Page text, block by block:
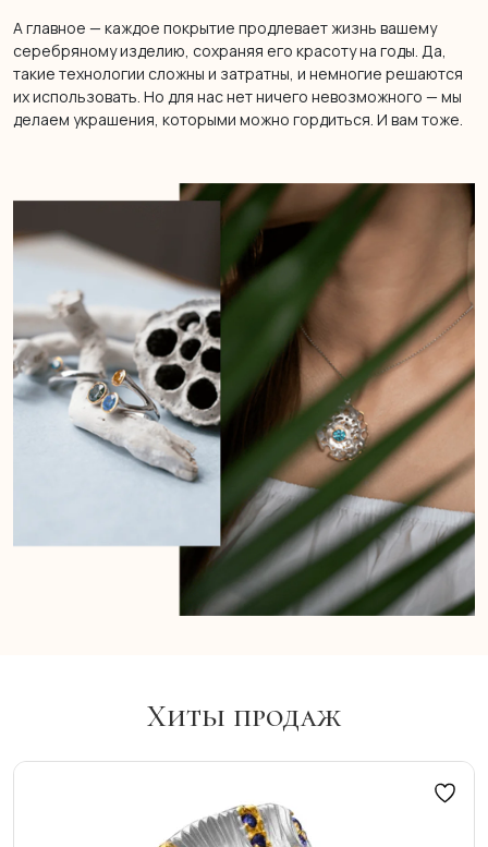
А главное — каждое покрытие продлевает жизнь вашему
серебряному изделию, сохраняя его красоту на годы. Да,
такие технологии сложны и затратны, и немногие решаются
их использовать. Но для нас нет ничего невозможного — мы
делаем украшения, которыми можно гордиться. И вам тоже.
Хиты продаж